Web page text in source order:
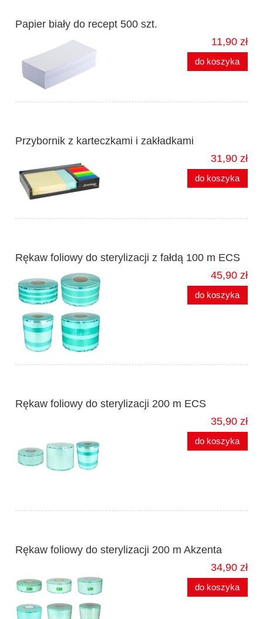
Papier biały do recept 500 szt.
11,90 zł
do koszyka
Przybornik z karteczkami i zakładkami
31,90 zł
do koszyka
Rękaw foliowy do sterylizacji z fałdą 100 m ECS
45,90 zł
do koszyka
Rękaw foliowy do sterylizacji 200 m ECS
35,90 zł
do koszyka
Rękaw foliowy do sterylizacji 200 m Akzenta
34,90 zł
do koszyka